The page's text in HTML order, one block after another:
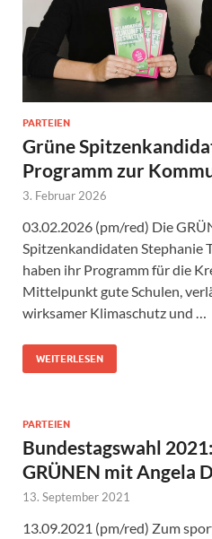
PARTEIEN
Grüne
Programm zur
3. Februar 2026
03.02.2026 (pm/red) Die
Spitzenkandidaten Stephanie
haben ihr Programm für die
Mittelpunkt gute Schulen,
wirksamer Klimaschutz und …
WEITERLESEN
PARTEIEN
Bundestagswahl
GRÜNEN mit Angela
13. September 2021
13.09.2021 (pm/red) Zum